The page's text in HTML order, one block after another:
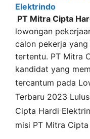
PT Mitra Cipta
lowongan
calon pekerja
tertentu. PT Mitra
kandidat yang
tercantum pada
Terbaru 2023
Cipta Hardi
misi PT Mitra